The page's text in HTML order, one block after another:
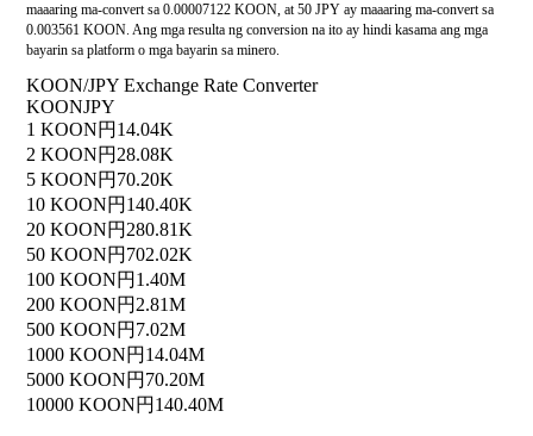
maaaring ma-convert sa 0.00007122 KOON, at 50 JPY ay maaaring ma-convert sa
0.003561 KOON. Ang mga resulta ng conversion na ito ay hindi kasama ang mga
bayarin sa platform o mga bayarin sa minero.
KOON/JPY Exchange Rate Converter
KOONJPY
1 KOON円14.04K
2 KOON円28.08K
5 KOON円70.20K
10 KOON円140.40K
20 KOON円280.81K
50 KOON円702.02K
100 KOON円1.40M
200 KOON円2.81M
500 KOON円7.02M
1000 KOON円14.04M
5000 KOON円70.20M
10000 KOON円140.40M